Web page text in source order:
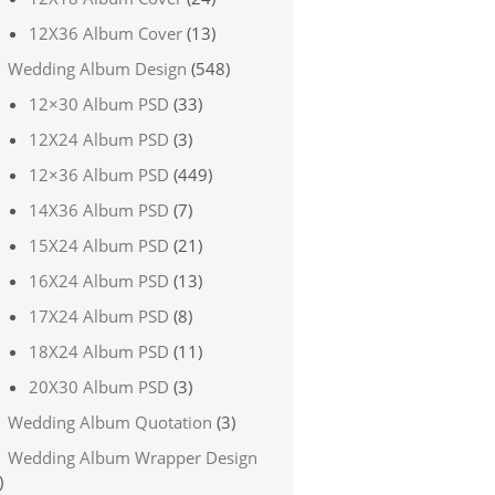
12X36 Album Cover (13)
Wedding Album Design (548)
12×30 Album PSD (33)
12X24 Album PSD (3)
12×36 Album PSD (449)
14X36 Album PSD (7)
15X24 Album PSD (21)
16X24 Album PSD (13)
17X24 Album PSD (8)
18X24 Album PSD (11)
20X30 Album PSD (3)
Wedding Album Quotation (3)
Wedding Album Wrapper Design